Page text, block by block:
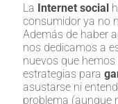
La Internet social
consumidor ya no
Además de haber
nos dedicamos a
nuevos que
estrategias para
asustarse ni
problema (aunque